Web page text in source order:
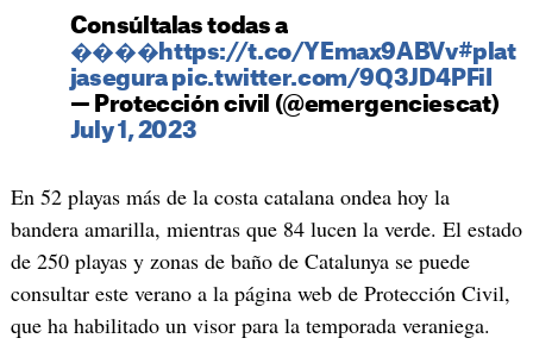
Consúltalas todas a
����https://t.co/YEmax9ABVv#plat
jasegura pic.twitter.com/9Q3JD4PFiI
— Protección civil (@emergenciescat)
July 1, 2023
En 52 playas más de la costa catalana ondea hoy la
bandera amarilla, mientras que 84 lucen la verde. El estado
de 250 playas y zonas de baño de Catalunya se puede
consultar este verano a la página web de Protección Civil,
que ha habilitado un visor para la temporada veraniega.